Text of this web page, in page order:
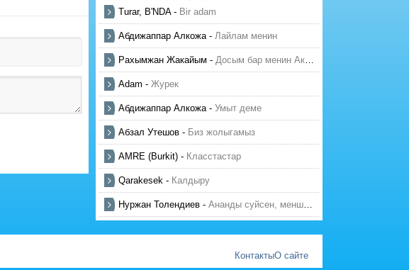
Turar, B'NDA- Bir adam
Абдижаппар Алкожа- Лайлам менин
Рахымжан Жакайым - Досым бар менин Актауда
Adam - Журек
Абдижаппар Алкожа- Умыт деме
Абзал Утешов - Биз жолыгамыз
AMRE (Burkit) - Класстастар
Qarakesek - Калдыру
Нуржан Толендиев - Ананды суйсен, менше суй
КонтактыО сайте